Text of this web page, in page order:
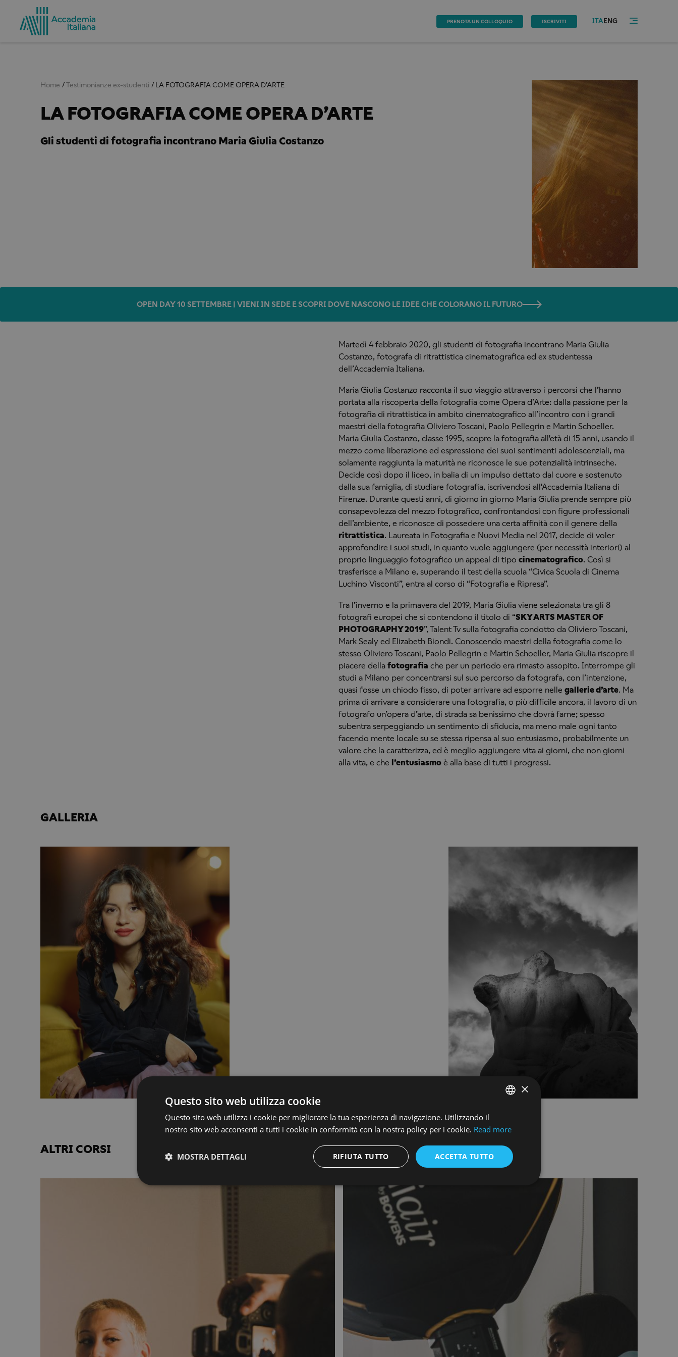
PRENOTA UN COLLOQUIO ISCRIVITI ITA ENG
Home Testimonianze ex-studenti LA FOTOGRAFIA COME OPERA D’ARTE
LA FOTOGRAFIA COME OPERA D’ARTE
Gli studenti di fotografia incontrano Maria Giulia Costanzo
OPEN DAY 10 SETTEMBRE | VIENI IN SEDE E SCOPRI DOVE NASCONO LE IDEE CHE COLORANO IL FUTURO
Martedì 4 febbraio 2020, gli studenti di fotografia incontrano Maria Giulia
Costanzo, fotografa di ritrattistica cinematografica ed ex studentessa
dell’Accademia Italiana.
Maria Giulia Costanzo racconta il suo viaggio attraverso i percorsi che l’hanno
portata alla riscoperta della fotografia come Opera d’Arte: dalla passione per la
fotografia di ritrattistica in ambito cinematografico all’incontro con i grandi
maestri della fotografia Oliviero Toscani, Paolo Pellegrin e Martin Schoeller.
Maria Giulia Costanzo, classe 1995, scopre la fotografia all'età di 15 anni, usando il
mezzo come liberazione ed espressione dei suoi sentimenti adolescenziali, ma
solamente raggiunta la maturità ne riconosce le sue potenzialità intrinseche.
Decide così dopo il liceo, in balia di un impulso dettato dal cuore e sostenuto
dalla sua famiglia, di studiare fotografia, iscrivendosi all'Accademia Italiana di
Firenze. Durante questi anni, di giorno in giorno Maria Giulia prende sempre più
consapevolezza del mezzo fotografico, confrontandosi con figure professionali
dell’ambiente, e riconosce di possedere una certa affinità con il genere della
ritrattistica. Laureata in Fotografia e Nuovi Media nel 2017, decide di voler
approfondire i suoi studi, in quanto vuole aggiungere (per necessità interiori) al
proprio linguaggio fotografico un appeal di tipo cinematografico. Così si
trasferisce a Milano e, superando il test della scuola “Civica Scuola di Cinema
Luchino Visconti”, entra al corso di “Fotografia e Ripresa”.
Tra l’inverno e la primavera del 2019, Maria Giulia viene selezionata tra gli 8
fotografi europei che si contendono il titolo di “SKY ARTS MASTER OF
PHOTOGRAPHY 2019”, Talent Tv sulla fotografia condotto da Oliviero Toscani,
Mark Sealy ed Elizabeth Biondi. Conoscendo maestri della fotografia come lo
stesso Oliviero Toscani, Paolo Pellegrin e Martin Schoeller, Maria Giulia riscopre il
piacere della fotografia che per un periodo era rimasto assopito. Interrompe gli
studi a Milano per concentrarsi sul suo percorso da fotografa, con l’intenzione,
quasi fosse un chiodo fisso, di poter arrivare ad esporre nelle gallerie d’arte. Ma
prima di arrivare a considerare una fotografia, o più difficile ancora, il lavoro di un
fotografo un’opera d’arte, di strada sa benissimo che dovrà farne; spesso
subentra serpeggiando un sentimento di sfiducia, ma meno male ogni tanto
facendo mente locale su se stessa ripensa al suo entusiasmo, probabilmente un
valore che la caratterizza, ed è meglio aggiungere vita ai giorni, che non giorni
alla vita, e che l’entusiasmoè alla base di tutti i progressi.
GALLERIA
ALTRI CORSI
ENGLISH
×
Questo sito web utilizza cookie
Questo sito web utilizza i cookie per migliorare la tua esperienza di navigazione. Utilizzando il
nostro sito web acconsenti a tutti i cookie in conformità con la nostra policy per i cookie. Read more
ACCETTA TUTTO
RIFIUTA TUTTO
MOSTRA DETTAGLI